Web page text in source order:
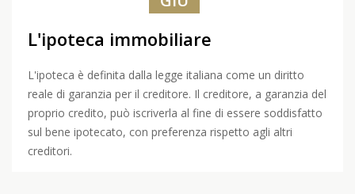
L'ipoteca immobiliare
L'ipoteca è definita dalla legge italiana come un diritto
reale di garanzia per il creditore. Il creditore, a garanzia del
proprio credito, può iscriverla al fine di essere soddisfatto
sul bene ipotecato, con preferenza rispetto agli altri
creditori.